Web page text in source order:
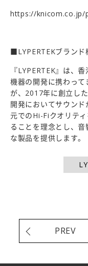
https://knicom.co.jp/
■LYPERTEKブランド
『LYPERTEK』は、
機器の開発に携わっ
が、2017年に創立し
開発においてサウン
元でのHi-Fiクオリテ
ることを理念とし、
な製品を提供します。
PREV